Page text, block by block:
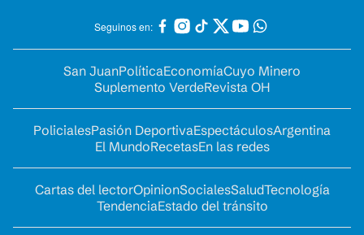
Seguinos en:
San JuanPolíticaEconomíaCuyo Minero
Suplemento VerdeRevista OH
PolicialesPasión DeportivaEspectáculosArgentina
El MundoRecetasEn las redes
Cartas del lectorOpinionSocialesSaludTecnología
TendenciaEstado del tránsito